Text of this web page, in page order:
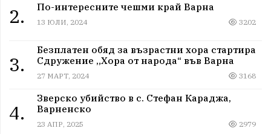
2. По-интересните чешми край Варна
13 ЮЛИ, 2024 3202
3.
Безплатен обяд за възрастни хора стартира
Сдружение „Хора от народа“ във Варна
27 МАРТ, 2024 3168
4.
Зверско убийство в с. Стефан Караджа,
Варненско
23 АПР, 2025 2979